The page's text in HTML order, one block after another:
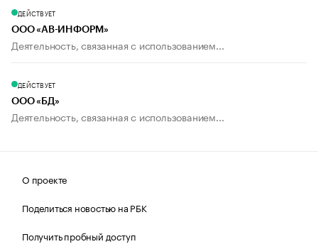
ДЕЙСТВУЕТ
ООО «АВ-ИНФОРМ»
Деятельность, связанная с использованием...
ДЕЙСТВУЕТ
ООО «БД»
Деятельность, связанная с использованием...
О проекте
Поделиться новостью на РБК
Получить пробный доступ